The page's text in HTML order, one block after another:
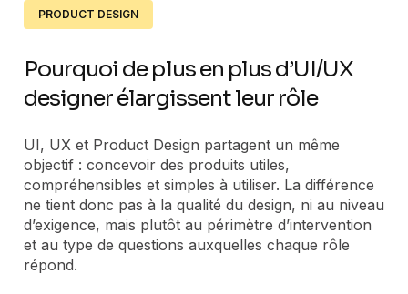
PRODUCT DESIGN
Pourquoi de plus en plus d’UI/UX
designer élargissent leur rôle
UI, UX et Product Design partagent un même
objectif : concevoir des produits utiles,
compréhensibles et simples à utiliser. La différence
ne tient donc pas à la qualité du design, ni au niveau
d’exigence, mais plutôt au périmètre d’intervention
et au type de questions auxquelles chaque rôle
répond.